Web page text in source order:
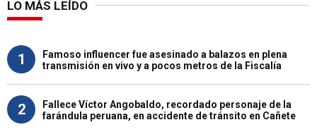
LO MÁS LEÍDO
1
Famoso influencer fue asesinado a balazos en plena
transmisión en vivo y a pocos metros de la Fiscalía
2
Fallece Víctor Angobaldo, recordado personaje de la
farándula peruana, en accidente de tránsito en Cañete